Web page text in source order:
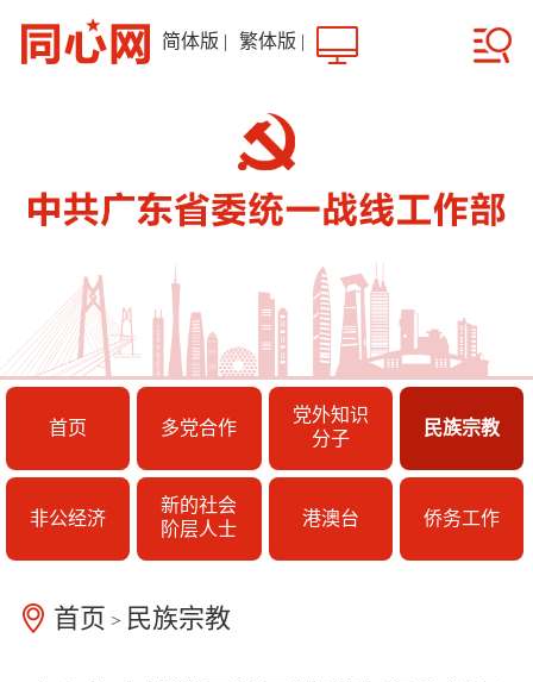
简体版 | 繁体版 |
首页 多党合作
党外知识
分子
民族宗教
非公经济
新的社会
阶层人士
港澳台 侨务工作
首页 > 民族宗教